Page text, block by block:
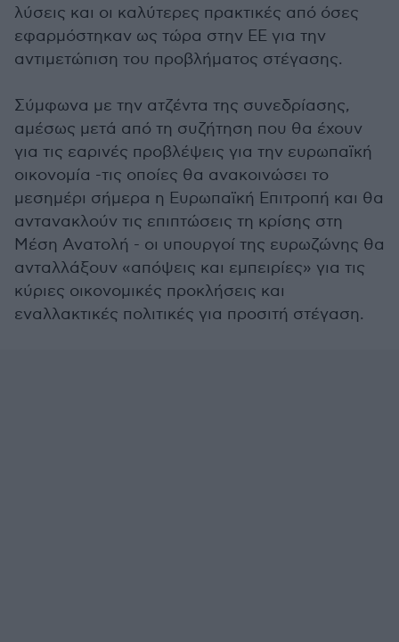
λύσεις και οι καλύτερες πρακτικές από όσες
εφαρμόστηκαν ως τώρα στην ΕΕ για την
αντιμετώπιση του προβλήματος στέγασης.
Σύμφωνα με την ατζέντα της συνεδρίασης,
αμέσως μετά από τη συζήτηση που θα έχουν
για τις εαρινές προβλέψεις για την ευρωπαϊκή
οικονομία -τις οποίες θα ανακοινώσει το
μεσημέρι σήμερα η Ευρωπαϊκή Επιτροπή και θα
αντανακλούν τις επιπτώσεις τη κρίσης στη
Μέση Ανατολή - οι υπουργοί της ευρωζώνης θα
ανταλλάξουν «απόψεις και εμπειρίες» για τις
κύριες οικονομικές προκλήσεις και
εναλλακτικές πολιτικές για προσιτή στέγαση.